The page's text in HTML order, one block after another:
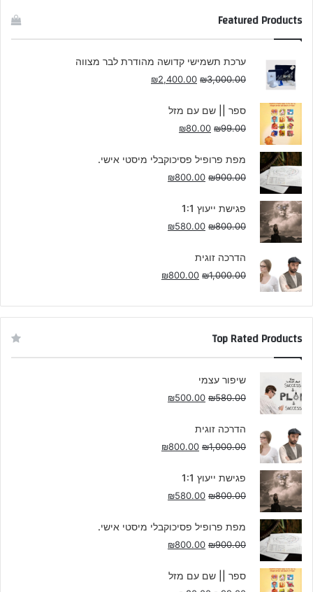
Featured Products
ערכת תשמישי קדושה מהודרת לבר מצווה
₪3,000.00
₪2,400.00
ספר || שם עם מזל
₪99.00
₪80.00
מפת פרופיל פסיכוקבלי מיסטי אישי.
₪900.00
₪800.00
פגישת ייעוץ 1:1
₪800.00
₪580.00
הדרכה זוגית
₪1,000.00
₪800.00
Top Rated Products
שיפור עצמי
₪580.00
₪500.00
הדרכה זוגית
₪1,000.00
₪800.00
פגישת ייעוץ 1:1
₪800.00
₪580.00
מפת פרופיל פסיכוקבלי מיסטי אישי.
₪900.00
₪800.00
ספר || שם עם מזל